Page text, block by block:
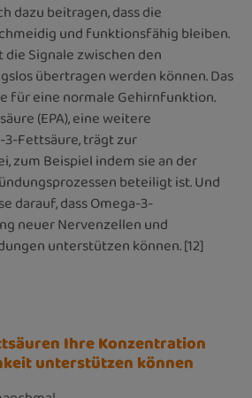
dazu beitragen, dass die
und funktionsfähig bleiben.
Signale zwischen den
übertragen werden können. Das
für eine normale Gehirnfunktion.
(EPA), eine weitere
Fettsäure, trägt zur
zum Beispiel indem sie an der
beteiligt ist. Und
darauf, dass Omega-3-
neuer Nervenzellen und
unterstützen können. [12]
Ihre Konzentration
unterstützen können